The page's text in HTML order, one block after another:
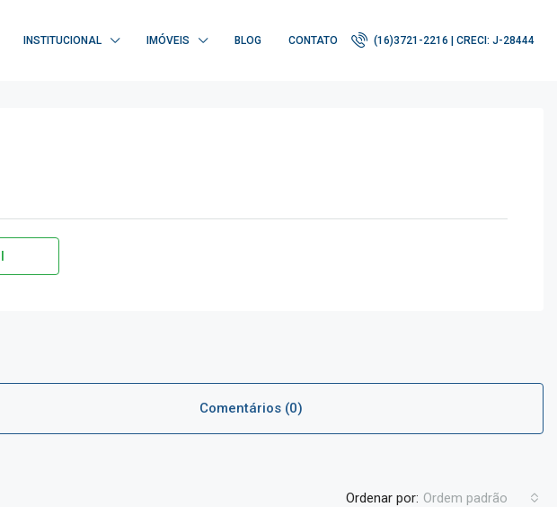
INSTITUCIONAL IMÓVEIS BLOG CONTATO (16)3721-2216 | CRECI: J-28444
Comentários (0)
Ordenar por: Ordem padrão